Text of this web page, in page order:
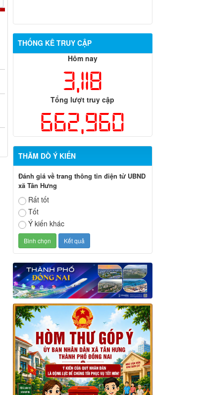
THỐNG KÊ TRUY CẬP
Hôm nay
3,118
Tổng lượt truy cập
662,960
THĂM DÒ Ý KIẾN
Đánh giá về trang thông tin điện tử UBND
xã Tân Hưng
Rất tốt
Tốt
Ý kiến khác